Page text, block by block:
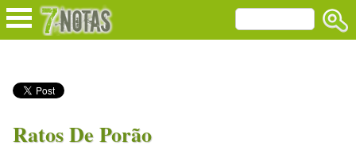
Ratos De Porão